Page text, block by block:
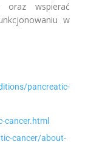
oraz wspierać
w
pancreatic-
cancer.html
cancer/about-